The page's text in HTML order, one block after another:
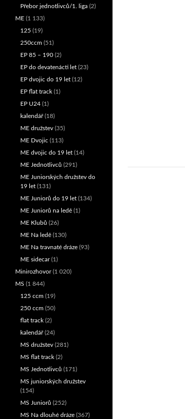
Přebor jednotlivců/1. liga (2)
ME (1 133)
125 (19)
250ccm (51)
EP 85 – 190 (2)
EP do devatenácti let (23)
EP dvojic do 19 let (12)
EP flat track (1)
EP U24 (1)
kalendář(18)
ME družstev (35)
ME Dvojic (113)
ME dvojic do 19 let (14)
ME Jednotlivců (291)
ME Juniorských družstev do
19 let (131)
ME Juniorů do 19 let (134)
ME Juniorů na ledě (1)
ME Klubů (26)
ME Na ledě (130)
ME Na travnaté dráze (93)
ME sidecar(1)
Minirozhovor(1 020)
MS (1 844)
125 ccm (19)
250 ccm (50)
flat track (2)
kalendář(24)
MS družstev (281)
MS flat track (2)
MS Jednotlivců (171)
MS juniorských družstev
(154)
MS Juniorů (252)
MS Na dlouhé dráze (367)